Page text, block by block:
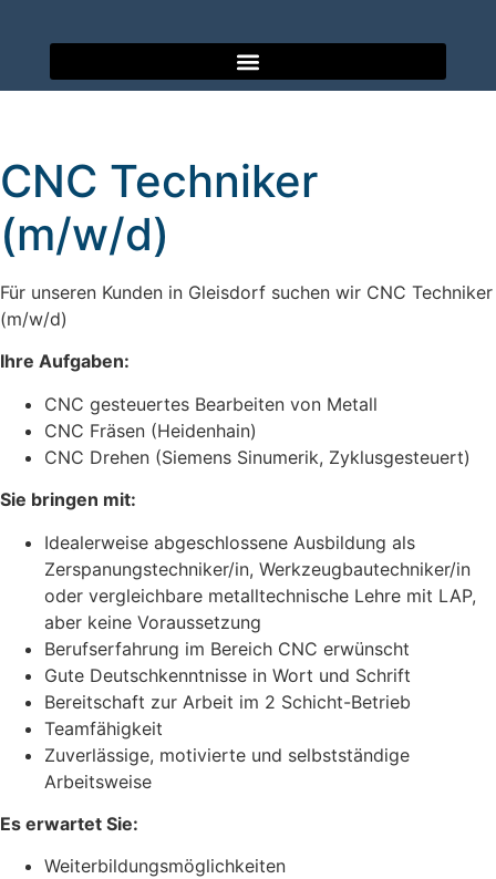
CNC Techniker
(m/w/d)
Für unseren Kunden in Gleisdorf suchen wir CNC Techniker
(m/w/d)
Ihre Aufgaben:
CNC gesteuertes Bearbeiten von Metall
CNC Fräsen (Heidenhain)
CNC Drehen (Siemens Sinumerik, Zyklusgesteuert)
Sie bringen mit:
Idealerweise abgeschlossene Ausbildung als
Zerspanungstechniker/in, Werkzeugbautechniker/in
oder vergleichbare metalltechnische Lehre mit LAP,
aber keine Voraussetzung
Berufserfahrung im Bereich CNC erwünscht
Gute Deutschkenntnisse in Wort und Schrift
Bereitschaft zur Arbeit im 2 Schicht-Betrieb
Teamfähigkeit
Zuverlässige, motivierte und selbstständige
Arbeitsweise
Es erwartet Sie:
Weiterbildungsmöglichkeiten